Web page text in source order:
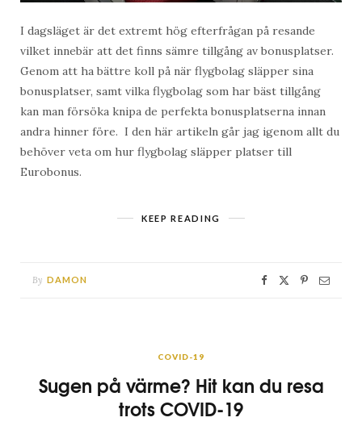
I dagsläget är det extremt hög efterfrågan på resande
vilket innebär att det finns sämre tillgång av bonusplatser.
Genom att ha bättre koll på när flygbolag släpper sina
bonusplatser, samt vilka flygbolag som har bäst tillgång
kan man försöka knipa de perfekta bonusplatserna innan
andra hinner före. I den här artikeln går jag igenom allt du
behöver veta om hur flygbolag släpper platser till
Eurobonus.
KEEP READING
By DAMON
COVID-19
Sugen på värme? Hit kan du resa
trots COVID-19